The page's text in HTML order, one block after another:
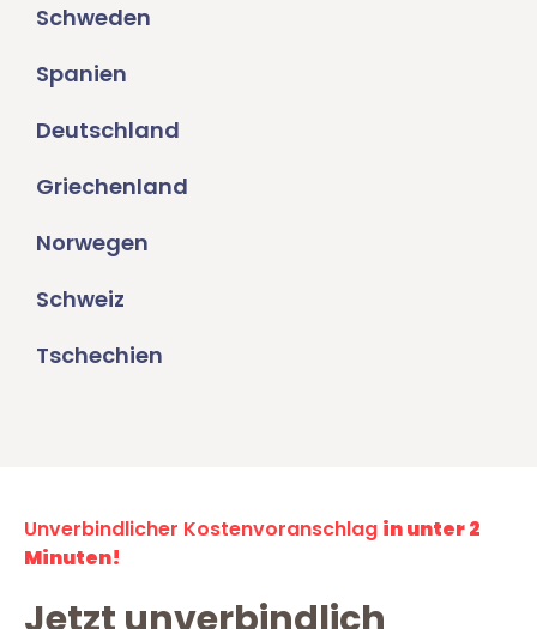
Schweden
Spanien
Deutschland
Griechenland
Norwegen
Schweiz
Tschechien
Unverbindlicher Kostenvoranschlag in unter 2
Minuten!